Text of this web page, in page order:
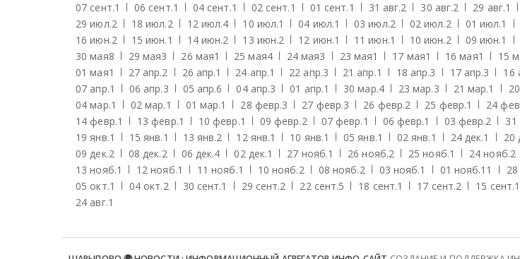
07 сент.1 06 сент.1 04 сент.1 02 сент.1 01 сент.1 31 авг.2 30 авг.2 29 авг.1
29 июл.2 18 июл.2 12 июл.4 10 июл.1 04 июл.1 03 июл.2 02 июл.2 01 июл.1
16 июн.2 15 июн.1 14 июн.2 13 июн.2 12 июн.1 11 июн.1 10 июн.2 09 июн.1
30 мая8 29 мая3 26 мая1 25 мая4 24 мая3 23 мая1 17 мая1 16 мая1 15
01 мая1 27 апр.2 26 апр.1 24 апр.1 22 апр.3 21 апр.1 18 апр.3 17 апр.3 16
07 апр.1 06 апр.3 05 апр.6 04 апр.3 01 апр.1 30 мар.4 23 мар.3 21 мар.1
04 мар.1 02 мар.1 01 мар.1 28 февр.3 27 февр.3 26 февр.2 25 февр.1 24
14 февр.1 13 февр.1 10 февр.1 09 февр.2 07 февр.1 06 февр.1 03 февр.2 31
19 янв.1 15 янв.1 13 янв.2 12 янв.1 10 янв.1 05 янв.1 02 янв.1 24 дек.1 20
09 дек.2 08 дек.2 06 дек.4 02 дек.1 27 нояб.1 26 нояб.2 25 нояб.1 24 нояб.2
13 нояб.1 12 нояб.1 11 нояб.1 10 нояб.2 08 нояб.2 03 нояб.1 01 нояб.11
05 окт.1 04 окт.2 30 сент.1 29 сент.2 22 сент.5 18 сент.1 17 сент.2 15 сент.1
24 авг.1